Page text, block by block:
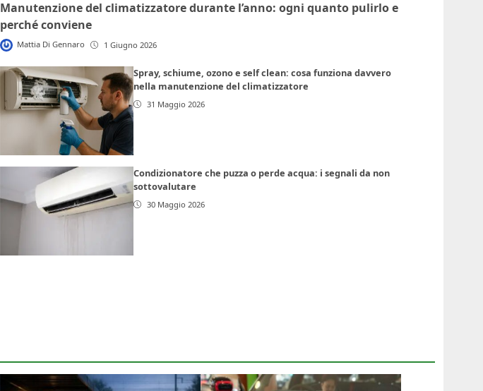
Manutenzione del climatizzatore durante l’anno: ogni quanto pulirlo e
perché conviene
Mattia Di Gennaro 1 Giugno 2026
Spray, schiume, ozono e self clean: cosa funziona davvero
nella manutenzione del climatizzatore
31 Maggio 2026
Condizionatore che puzza o perde acqua: i segnali da non
sottovalutare
30 Maggio 2026